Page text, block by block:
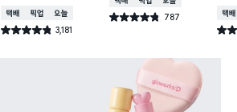
택배배송매장픽업오늘배송
별점 4.8점 3,181
건 작성
별점 4.8점 787
건 작성
택배
별점